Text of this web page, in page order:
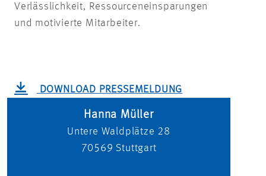
Verlässlichkeit, Ressourceneinsparungen
und motivierte Mitarbeiter.
DOWNLOAD PRESSEMELDUNG
Hanna Müller
Untere Waldplätze 28
70569 Stuttgart